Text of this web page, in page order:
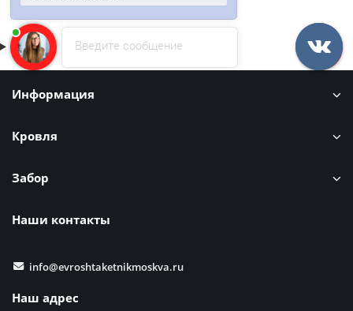
Информация
Кровля
Забор
Наши контакты
info@evroshtaketnikmoskva.ru
Наш адрес
Введите сообщение